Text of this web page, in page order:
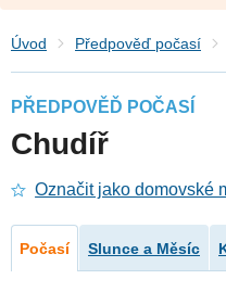
Úvod Předpověď počasí
PŘEDPOVĚĎ POČASÍ
Chudíř
Označit jako domovské
Počasí Slunce a Měsíc